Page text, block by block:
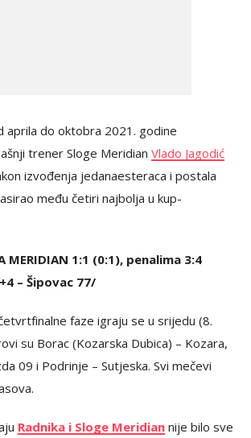
aprila do oktobra 2021. godine
trener Sloge Meridian Vlado Jagodić
izvođenja jedanaesteraca i postala
među četiri najbolja u kup-
MERIDIAN 1:1 (0:1), penalima 3:4
– Šipovac 77/
faze igraju se u srijedu (8.
su Borac (Kozarska Dubica) – Kozara,
09 i Podrinje – Sutjeska. Svi mečevi
Radnika i Sloge Meridian nije bilo sve